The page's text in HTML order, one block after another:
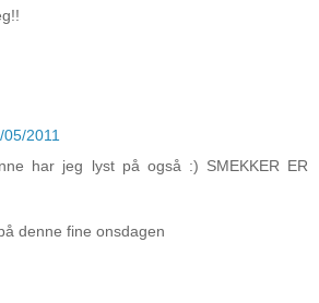
05/2011
har jeg lyst på også :) SMEKKER ER
denne fine onsdagen